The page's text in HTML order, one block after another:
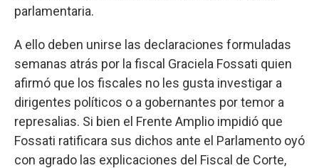
parlamentaria.
A ello deben unirse las declaraciones formuladas
semanas atrás por la fiscal Graciela Fossati quien
afirmó que los fiscales no les gusta investigar a
dirigentes políticos o a gobernantes por temor a
represalias. Si bien el Frente Amplio impidió que
Fossati ratificara sus dichos ante el Parlamento oyó
con agrado las explicaciones del Fiscal de Corte,